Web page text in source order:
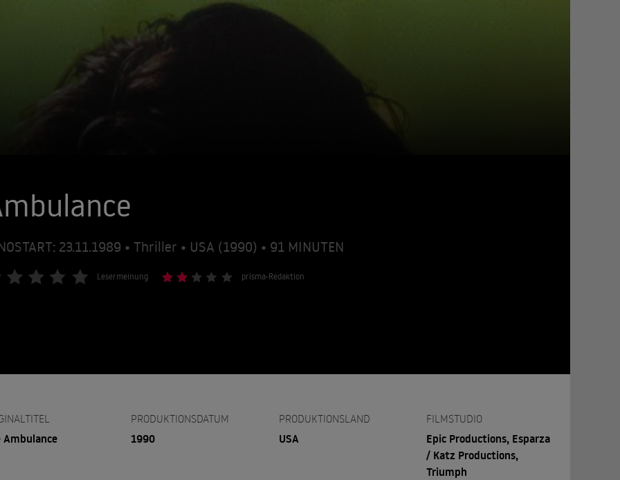
23.11.1989 • Thriller • USA (1990) • 91 MINUTEN
Lesermeinung prisma-Redaktion
Ambulance
PRODUKTIONSDATUM
1990
PRODUKTIONSLAND
USA
FILMSTUDIO
Epic Productions, Esparza
/ Katz Productions,
Triumph